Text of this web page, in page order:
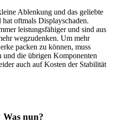
Ablenkung und das geliebte
oftmals Displayschaden.
leistungsfähiger und sind aus
wegzudenken. Um mehr
packen zu können, muss
und die übrigen Komponenten
auch auf Kosten der Stabilität
Was nun?